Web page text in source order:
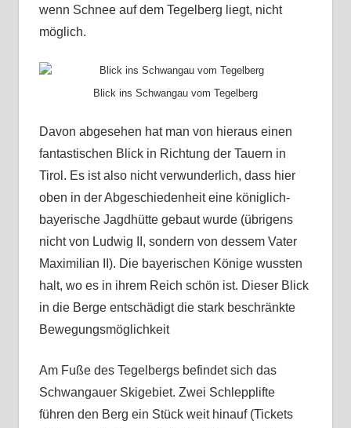
wenn Schnee auf dem Tegelberg liegt, nicht
möglich.
Blick ins Schwangau vom Tegelberg
Davon abgesehen hat man von hieraus einen
fantastischen Blick in Richtung der Tauern in
Tirol. Es ist also nicht verwunderlich, dass hier
oben in der Abgeschiedenheit eine königlich-
bayerische Jagdhütte gebaut wurde (übrigens
nicht von Ludwig II, sondern von dessem Vater
Maximilian II). Die bayerischen Könige wussten
halt, wo es in ihrem Reich schön ist. Dieser Blick
in die Berge entschädigt die stark beschränkte
Bewegungsmöglichkeit
Am Fuße des Tegelbergs befindet sich das
Schwangauer Skigebiet. Zwei Schlepplifte
führen den Berg ein Stück weit hinauf (Tickets